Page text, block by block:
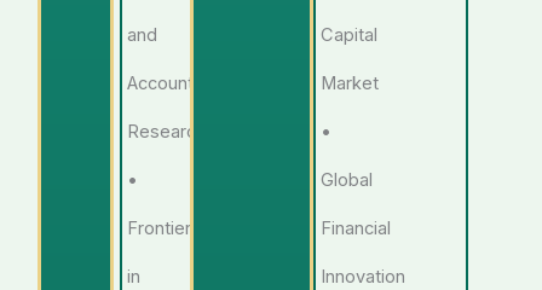
and
Accounting
Research
•
Frontiers
in
Capital
Market
•
Global
Financial
Innovation